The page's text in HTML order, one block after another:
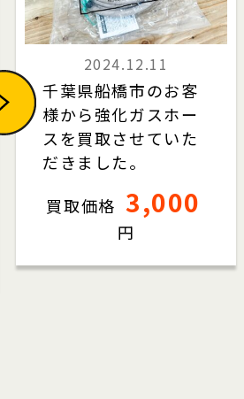
2024.12.11
千葉県船橋市のお客
様から強化ガスホー
スを買取させていた
だきました。
買取価格 3,000
円